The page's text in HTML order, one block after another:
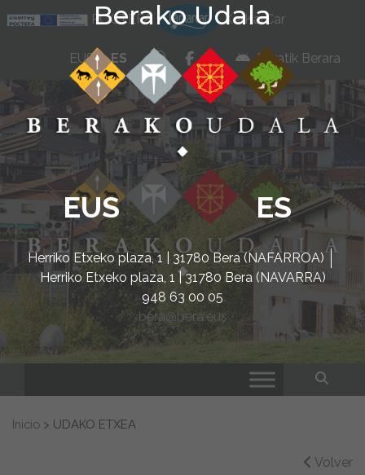
Berako Udala
EUS ES
Herriko Etxeko plaza, 1 | 31780 Bera (NAFARROA)
Herriko Etxeko plaza, 1 | 31780 Bera (NAVARRA)
948 63 00 05
bera@bera.eus
POCTEFA KarKarCar
EUS ES whatsapp
facebook
instagram
Beratik Berara
Buscar:
Inicio > UDAKO ETXEA
Volver